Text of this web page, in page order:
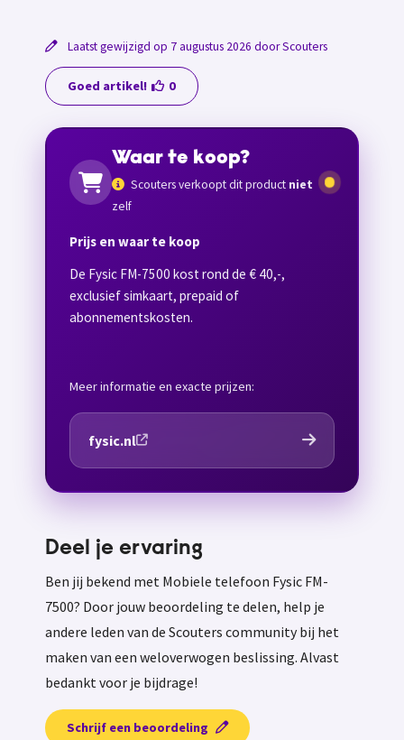
Laatst gewijzigd op 7 augustus 2026 door Scouters
Goed artikel! 0
Waar te koop?
Scouters verkoopt dit product niet
zelf
Prijs en waar te koop
De Fysic FM-7500 kost rond de € 40,-,
exclusief simkaart, prepaid of
abonnementskosten.
Meer informatie en exacte prijzen:
fysic.nl
Deel je ervaring
Ben jij bekend met Mobiele telefoon Fysic FM-
7500? Door jouw beoordeling te delen, help je
andere leden van de Scouters community bij het
maken van een weloverwogen beslissing. Alvast
bedankt voor je bijdrage!
Schrijf een beoordeling